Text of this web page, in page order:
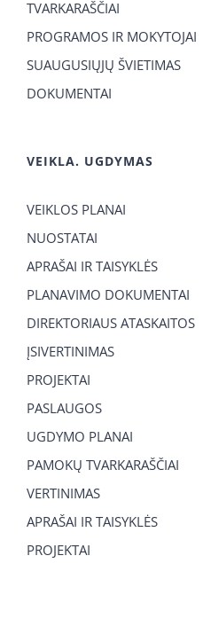
TVARKARAŠČIAI
PROGRAMOS IR MOKYTOJAI
SUAUGUSIŲJŲ ŠVIETIMAS
DOKUMENTAI
VEIKLA. UGDYMAS
VEIKLOS PLANAI
NUOSTATAI
APRAŠAI IR TAISYKLĖS
PLANAVIMO DOKUMENTAI
DIREKTORIAUS ATASKAITOS
ĮSIVERTINIMAS
PROJEKTAI
PASLAUGOS
UGDYMO PLANAI
PAMOKŲ TVARKARAŠČIAI
VERTINIMAS
APRAŠAI IR TAISYKLĖS
PROJEKTAI